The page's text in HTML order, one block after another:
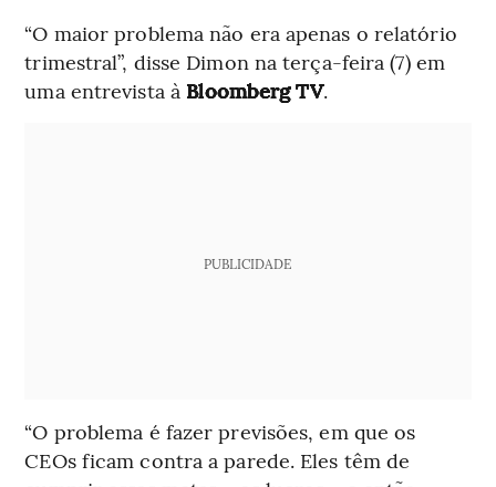
“O maior problema não era apenas o relatório
trimestral”, disse Dimon na terça-feira (7) em
uma entrevista à Bloomberg TV.
PUBLICIDADE
“O problema é fazer previsões, em que os
CEOs ficam contra a parede. Eles têm de